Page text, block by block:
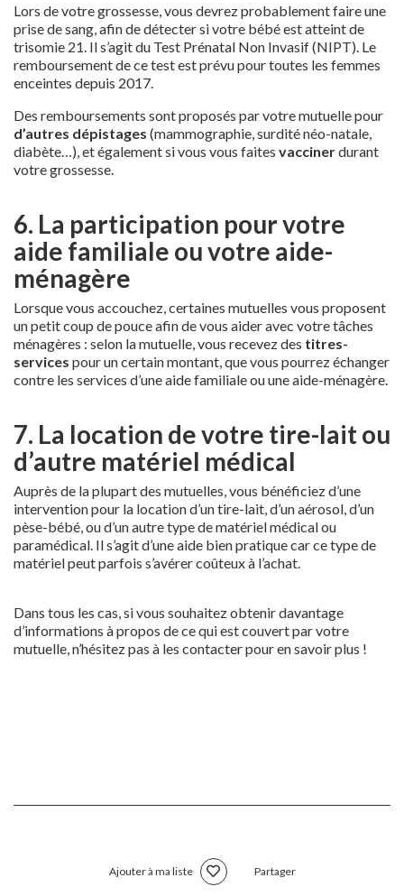
Lors de votre grossesse, vous devrez probablement faire une
prise de sang, afin de détecter si votre bébé est atteint de
trisomie 21. Il s’agit du Test Prénatal Non Invasif (NIPT). Le
remboursement de ce test est prévu pour toutes les femmes
enceintes depuis 2017.
Des remboursements sont proposés par votre mutuelle pour
d’autres dépistages (mammographie, surdité néo-natale,
diabète…), et également si vous vous faites vaccinerdurant
votre grossesse.
6. La participation pour votre
aide familiale ou votre aide-
ménagère
Lorsque vous accouchez, certaines mutuelles vous proposent
un petit coup de pouce afin de vous aider avec votre tâches
ménagères : selon la mutuelle, vous recevez des titres-
services pour un certain montant, que vous pourrez échanger
contre les services d’une aide familiale ou une aide-ménagère.
7. La location de votre tire-lait ou
d’autre matériel médical
Auprès de la plupart des mutuelles, vous bénéficiez d’une
intervention pour la location d’un tire-lait, d’un aérosol, d’un
pèse-bébé, ou d’un autre type de matériel médical ou
paramédical. Il s’agit d’une aide bien pratique car ce type de
matériel peut parfois s’avérer coûteux à l’achat.
Dans tous les cas, si vous souhaitez obtenir davantage
d’informations à propos de ce qui est couvert par votre
mutuelle, n’hésitez pas à les contacter pour en savoir plus !
Ajouter à ma liste Partager